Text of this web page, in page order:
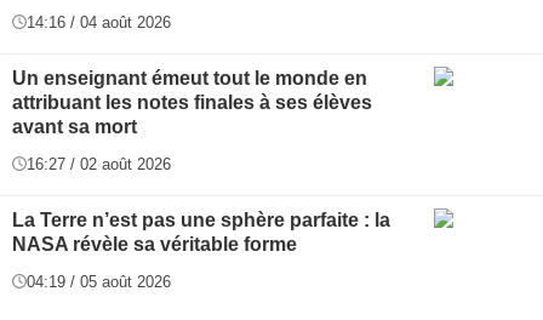
14:16 / 04 août 2026
Un enseignant émeut tout le monde en
attribuant les notes finales à ses élèves
avant sa mort
16:27 / 02 août 2026
La Terre n’est pas une sphère parfaite : la
NASA révèle sa véritable forme
04:19 / 05 août 2026